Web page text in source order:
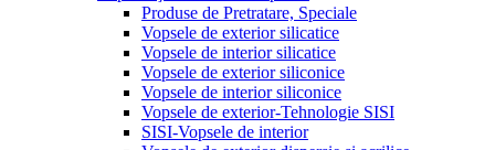
Produse de Pretratare, Speciale
Vopsele de exterior silicatice
Vopsele de interior silicatice
Vopsele de exterior siliconice
Vopsele de interior siliconice
Vopsele de exterior-Tehnologie SISI
SISI-Vopsele de interior